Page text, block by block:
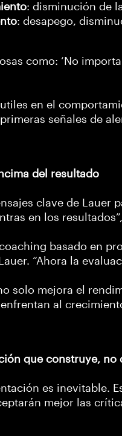
: disminución de
: desapego,
como: ‘No
en el
señales de
del resultado
clave de Lauer
en los
basado en
“Ahora la
solo mejora el
al
que construye, no
es inevitable.
mejor las